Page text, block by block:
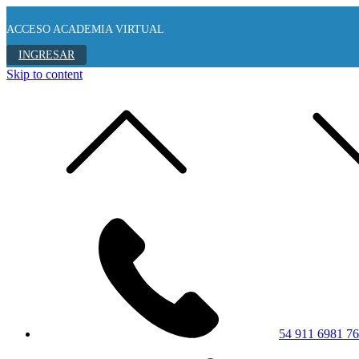
ACCESO ACADEMIA VIRTUAL
INGRESAR
Skip to content
54 911 6981